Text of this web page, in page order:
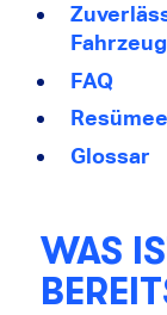
FAQ
Resümee
Glossar
WAS